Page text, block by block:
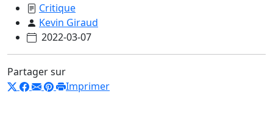
Critique
Kevin Giraud
2022-03-07
Partager sur
Imprimer